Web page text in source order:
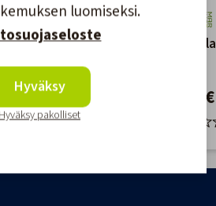
M6 RST
€ 34,20 €
luomiseksi.
Hyväksy
pakolliset